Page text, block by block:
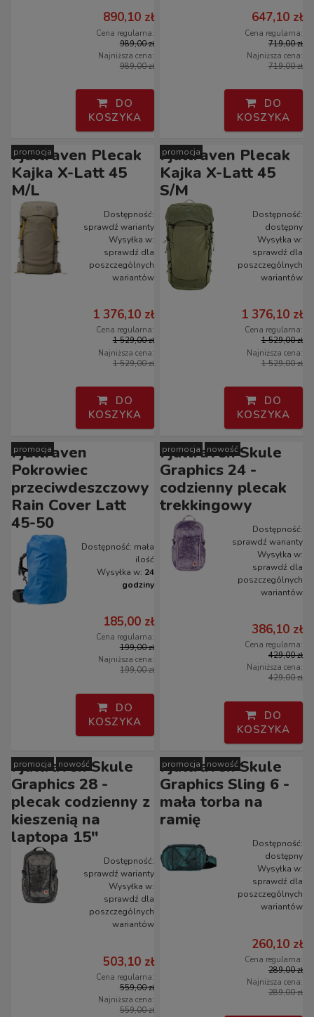
890,10 zł
Cena regularna:
989,00 zł
Najniższa cena:
989,00 zł
DO
KOSZYKA
647,10 zł
Cena regularna:
719,00 zł
Najniższa cena:
719,00 zł
DO
KOSZYKA
Fjallraven Plecak
Kajka X-Latt 45
M/L
Dostępność:
sprawdź warianty
Wysyłka w:
sprawdź dla
poszczególnych
wariantów
1 376,10 zł
Cena regularna:
1 529,00 zł
Najniższa cena:
1 529,00 zł
DO
KOSZYKA
promocja
Fjallraven Plecak
Kajka X-Latt 45
S/M
Dostępność:
dostępny
Wysyłka w:
sprawdź dla
poszczególnych
wariantów
1 376,10 zł
Cena regularna:
1 529,00 zł
Najniższa cena:
1 529,00 zł
DO
KOSZYKA
promocja
Fjallraven
Pokrowiec
przeciwdeszczowy
Rain Cover Latt
45-50
Dostępność: mała
ilość
Wysyłka w: 24
godziny
185,00 zł
Cena regularna:
199,00 zł
Najniższa cena:
199,00 zł
DO
KOSZYKA
promocja
Fjallraven Skule
Graphics 24 -
codzienny plecak
trekkingowy
Dostępność:
sprawdź warianty
Wysyłka w:
sprawdź dla
poszczególnych
wariantów
386,10 zł
Cena regularna:
429,00 zł
Najniższa cena:
429,00 zł
DO
KOSZYKA
promocja nowość
Fjallraven Skule
Graphics 28 -
plecak codzienny z
kieszenią na
laptopa 15"
Dostępność:
sprawdź warianty
Wysyłka w:
sprawdź dla
poszczególnych
wariantów
503,10 zł
Cena regularna:
559,00 zł
Najniższa cena:
559,00 zł
promocja nowość
Fjallraven Skule
Graphics Sling 6 -
mała torba na
ramię
Dostępność:
dostępny
Wysyłka w:
sprawdź dla
poszczególnych
wariantów
260,10 zł
Cena regularna:
289,00 zł
Najniższa cena:
289,00 zł
promocja nowość